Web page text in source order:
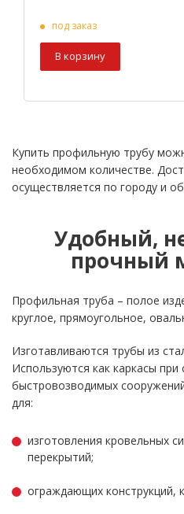
под заказ
В корзину
Купить профильную трубу
необходимом количестве.
осуществляется по городу и
Удобный,
прочный
Профильная труба – полое
круглое, прямоугольное,
Изготавливаются трубы из
Используются как каркасы при
быстровозводимых
для:
изготовления кровельных
перекрытий;
ограждающих конструкций,